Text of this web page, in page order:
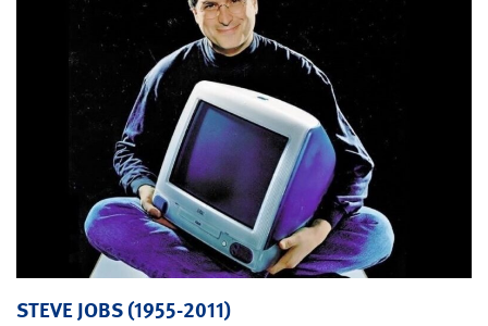
STEVE JOBS (1955-2011)